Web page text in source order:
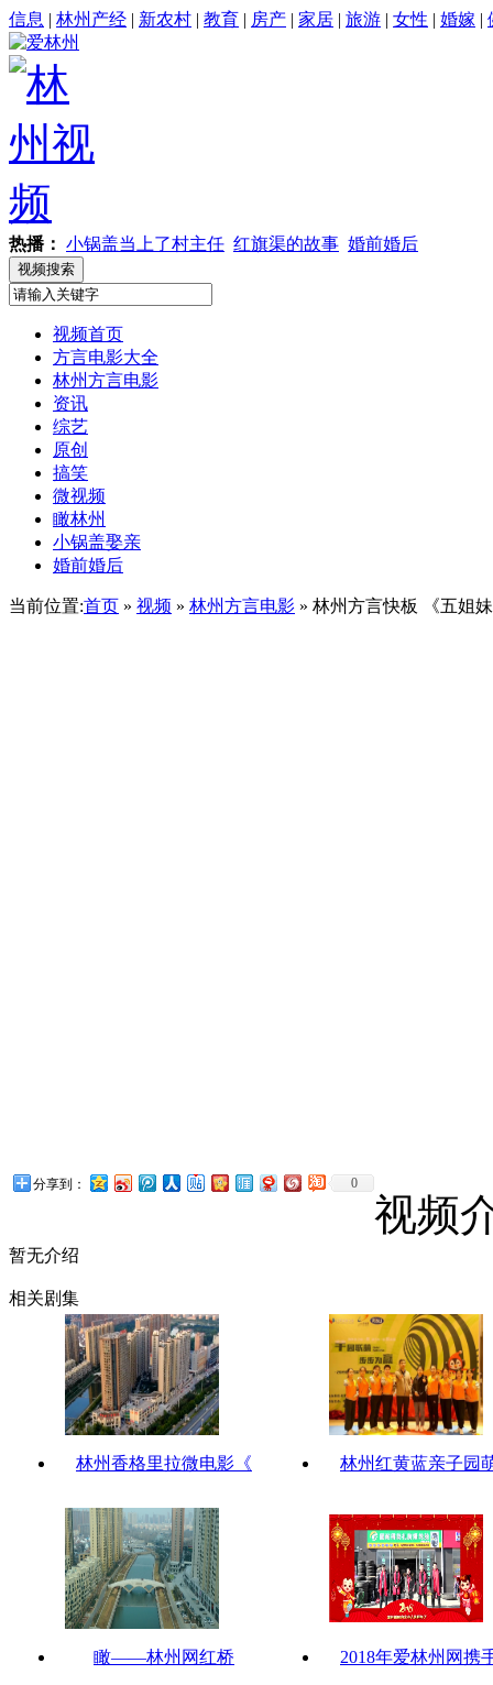
信息 | 林州产经 | 新农村 | 教育 | 房产 | 家居 | 旅游 | 女性 | 婚嫁 |
热播： 小锅盖当上了村主任 红旗渠的故事 婚前婚后
视频首页
方言电影大全
林州方言电影
资讯
综艺
原创
搞笑
微视频
瞰林州
小锅盖娶亲
婚前婚后
当前位置:首页 » 视频 » 林州方言电影 » 林州方言快板 《五姐
分享到： 0
视频
暂无介绍
相关剧集
林州香格里拉微电影《 林州红黄蓝亲子园
瞰——林州网红桥 2018年爱林州网携